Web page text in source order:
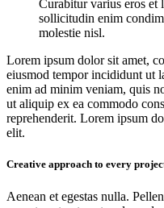
Curabitur varius eros et
sollicitudin enim
molestie nisl.
Lorem ipsum dolor sit amet,
eiusmod tempor incididunt ut
enim ad minim veniam, quis
ut aliquip ex ea commodo
reprehenderit. Lorem ipsum
elit.
Creative approach to every
Aenean et egestas nulla.